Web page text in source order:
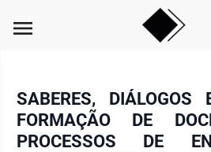
menu
SABERES, DIÁLOGOS
FORMAÇÃO DE
PROCESSOS DE